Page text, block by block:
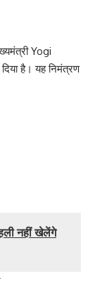
Yogi
है। यह निमंत्रण
नहीं खेलेंगे